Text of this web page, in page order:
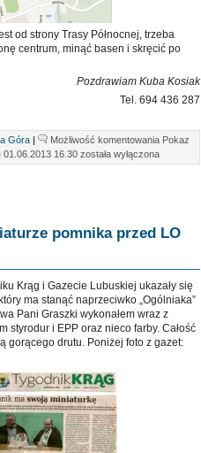
od strony Trasy Północnej, trzeba
centrum, minąć basen i skręcić po
Pozdrawiam Kuba Kosiak
Tel. 694 436 287
Góra | Możliwość komentowania Pokaz
01.06.2013 16.30 została wyłączona
pomnika przed LO
Krąg i Gazecie Lubuskiej ukazały się
ma stanąć naprzeciwko „Ogólniaka”
Pani Graszki wykonałem wraz z
styrodur i EPP oraz nieco farby. Całość
gorącego drutu. Poniżej foto z gazet: